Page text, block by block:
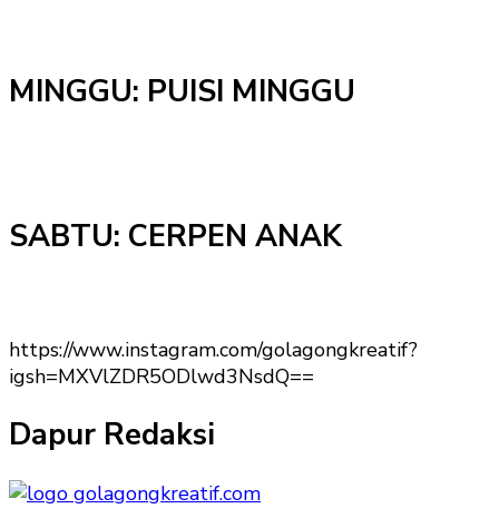
MINGGU: PUISI MINGGU
SABTU: CERPEN ANAK
https://www.instagram.com/golagongkreatif?
igsh=MXVlZDR5ODlwd3NsdQ==
Dapur Redaksi